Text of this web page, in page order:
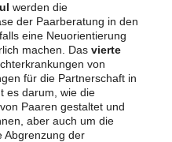
werden die
der Paarberatung in den
eine Neuorientierung
machen. Das vierte
von
für die Partnerschaft in
es darum, wie die
Paaren gestaltet und
aber auch um die
Abgrenzung der